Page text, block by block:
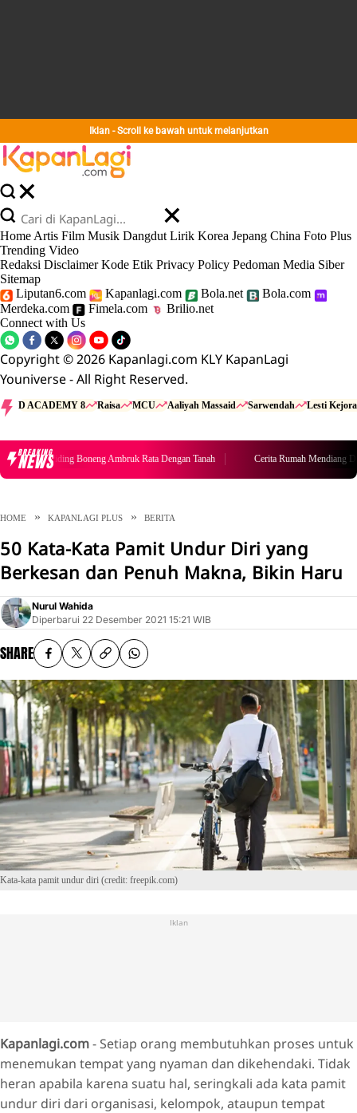
Iklan - Scroll ke bawah untuk melanjutkan
Home Artis Film Musik Dangdut Lirik Korea Jepang China Foto Plus
Trending Video
Redaksi Disclaimer Kode Etik Privacy Policy Pedoman Media Siber
Sitemap
Liputan6.com
Kapanlagi.com Bola.net
Bola.com
Merdeka.com
Fimela.com
Brilio.net
Connect with Us
Copyright © 2026 Kapanlagi.com KLY KapanLagi
Youniverse - All Right Reserved.
D ACADEMY 8 Raisa MCU Aaliyah Massaid Sarwendah Lesti Kejora
BREAKING
NEWS
Diding Boneng Ambruk Rata Dengan Tanah Cerita Rumah Mendiang
HOME KAPANLAGI PLUS BERITA
50 Kata-Kata Pamit Undur Diri yang
Berkesan dan Penuh Makna, Bikin Haru
Nurul Wahida
Diperbarui 22 Desember 2021 15:21 WIB
SHARE
Kata-kata pamit undur diri (credit: freepik.com)
Iklan
Kapanlagi.com- Setiap orang membutuhkan proses untuk
menemukan tempat yang nyaman dan dikehendaki. Tidak
heran apabila karena suatu hal, seringkali ada kata pamit
undur diri dari organisasi, kelompok, ataupun tempat